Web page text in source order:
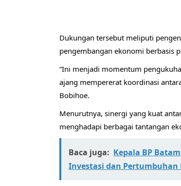
Dukungan tersebut meliputi
pengembangan ekonomi berbasis
“Ini menjadi momentum
ajang mempererat koordinasi
Bobihoe.
Menurutnya, sinergi yang kuat
menghadapi berbagai tantangan
Baca juga: Kepala BP
Investasi dan Pertumbuhan